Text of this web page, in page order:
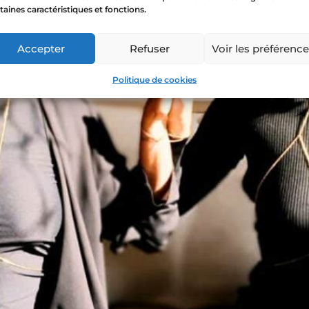
caractéristiques et fonctions.
Accepter Refuser Voir les
Politique de cookies